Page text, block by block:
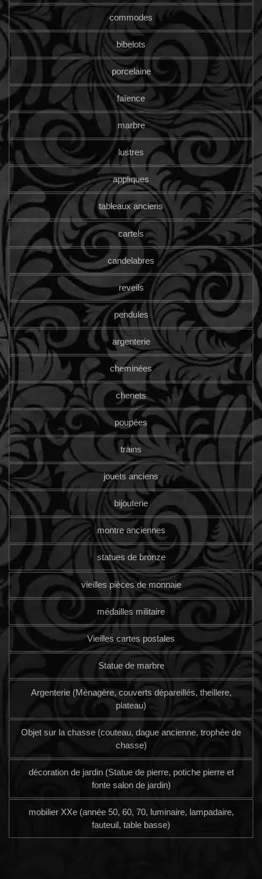
commodes
bibelots
porcelaine
faïence
marbre
lustres
appliques
tableaux anciens
cartels
candelabres
reveils
pendules
argenterie
cheminées
chenets
poupées
trains
jouets anciens
bijouterie
montre anciennes
statues de bronze
vieilles pièces de monnaie
médailles militaire
Vieilles cartes postales
Statue de marbre
Argenterie (Ménagère, couverts dépareillés, theillere,
plateau)
Objet sur la chasse (couteau, dague ancienne, trophée de
chasse)
décoration de jardin (Statue de pierre, potiche pierre et
fonte salon de jardin)
mobilier XXe (année 50, 60, 70, luminaire, lampadaire,
fauteuil, table basse)